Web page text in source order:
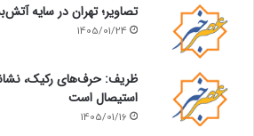
تصاویر؛ تهران در سایه
1405/01/24
ظریف: حرف‌های رکیک،
استیصال است
1405/01/16